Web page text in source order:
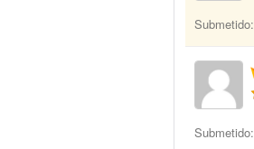
Submetido:
Submetido: